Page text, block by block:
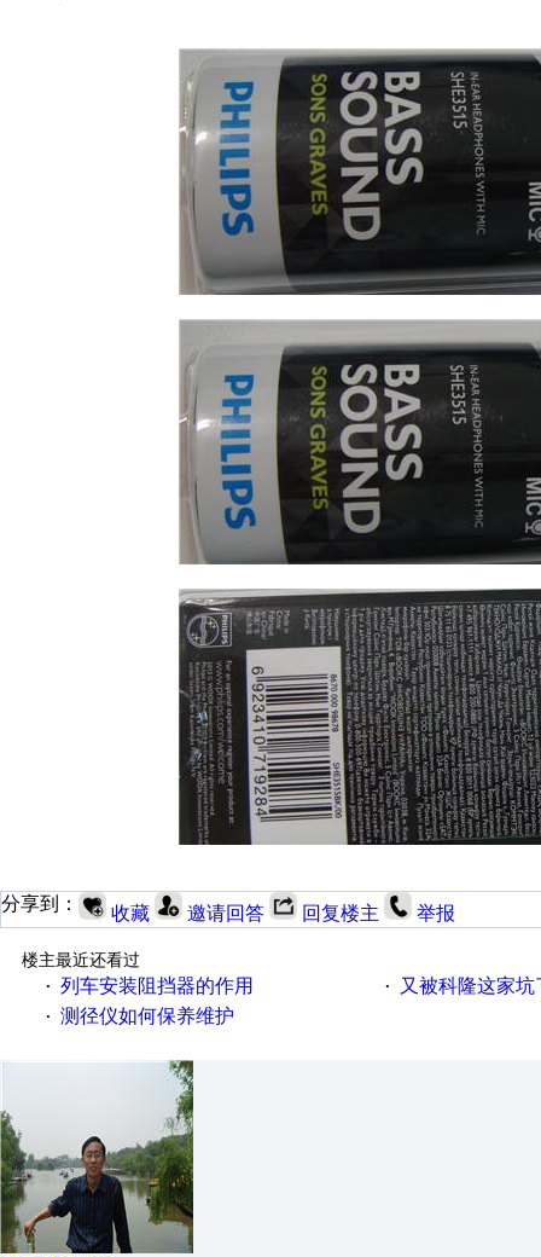
分享到： 收藏 邀请回答 回复楼主 举报
楼主最近还看过
· 列车安装阻挡器的作用 · 又被科隆这家坑
· 测径仪如何保养维护